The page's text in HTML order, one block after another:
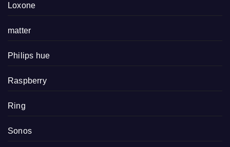
Loxone
matter
Philips hue
Raspberry
Ring
Sonos